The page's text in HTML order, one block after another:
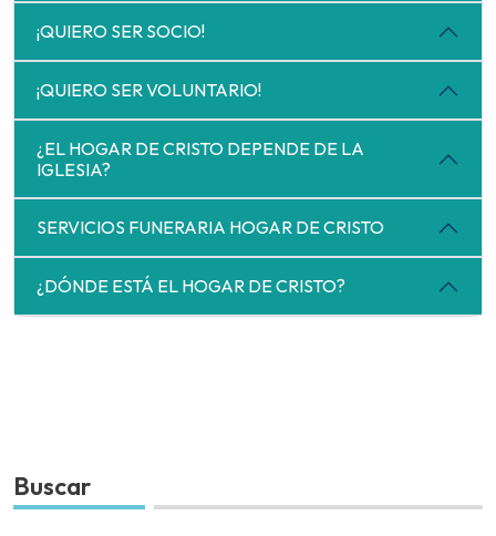
¡QUIERO SER SOCIO!
¡QUIERO SER VOLUNTARIO!
¿EL HOGAR DE CRISTO DEPENDE DE LA
IGLESIA?
SERVICIOS FUNERARIA HOGAR DE CRISTO
¿DÓNDE ESTÁ EL HOGAR DE CRISTO?
Buscar